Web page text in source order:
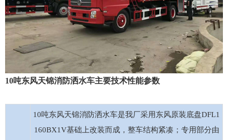
10吨东风天锦消防洒水车主要技术性能参数
10吨东风天锦消防洒水车是我厂采用东风原装底盘DFL1
160BX1V基础上改装而成，整车结构紧凑；专用部分由